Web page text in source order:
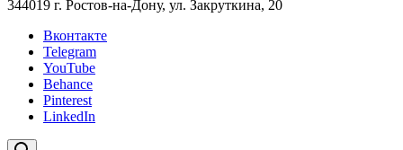
344019 г. Ростов-на-Дону, ул. Закруткина, 20
Вконтакте
Telegram
YouTube
Behance
Pinterest
LinkedIn